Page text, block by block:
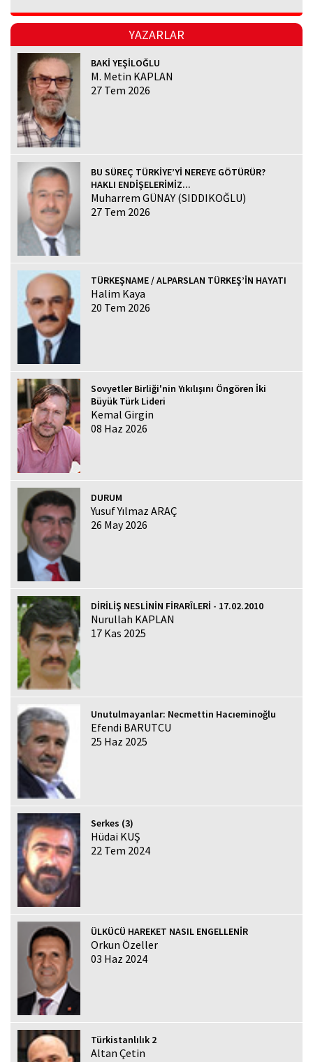
YAZARLAR
BAKİ YEŞİLOĞLU
M. Metin KAPLAN
27 Tem 2026
BU SÜREÇ TÜRKİYE’Yİ NEREYE GÖTÜRÜR?
HAKLI ENDİŞELERİMİZ...
Muharrem GÜNAY (SIDDIKOĞLU)
27 Tem 2026
TÜRKEŞNAME / ALPARSLAN TÜRKEŞ’İN HAYATI
Halim Kaya
20 Tem 2026
Sovyetler Birliği'nin Yıkılışını Öngören İki
Büyük Türk Lideri
Kemal Girgin
08 Haz 2026
DURUM
Yusuf Yılmaz ARAÇ
26 May 2026
DİRİLİŞ NESLİNİN FİRARÎLERİ - 17.02.2010
Nurullah KAPLAN
17 Kas 2025
Unutulmayanlar: Necmettin Hacıeminoğlu
Efendi BARUTCU
25 Haz 2025
Serkes (3)
Hüdai KUŞ
22 Tem 2024
ÜLKÜCÜ HAREKET NASIL ENGELLENİR
Orkun Özeller
03 Haz 2024
Türkistanlılık 2
Altan Çetin